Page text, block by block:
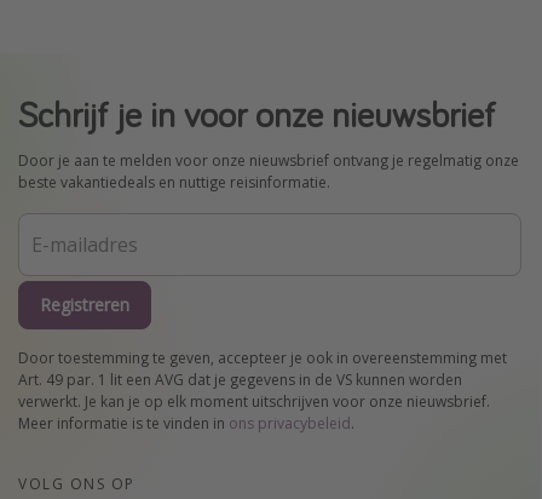
Schrijf je in voor onze nieuwsbrief
Door je aan te melden voor onze nieuwsbrief ontvang je regelmatig onze
beste vakantiedeals en nuttige reisinformatie.
Registreren
Door toestemming te geven, accepteer je ook in overeenstemming met
Art. 49 par. 1 lit een AVG dat je gegevens in de VS kunnen worden
verwerkt. Je kan je op elk moment uitschrijven voor onze nieuwsbrief.
Meer informatie is te vinden in ons privacybeleid.
VOLG ONS OP